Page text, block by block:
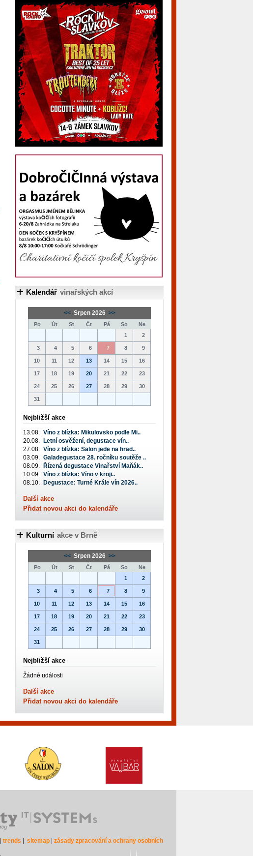
Kalendář vinařských akcí
<< Srpen 2026 >>
Po Út St Čt Pá So
Ne
1
2
3 4 5 6 7 8 9
10 11 12 13 14 15 16
17 18 19 20 21 22 23
24 25 26 27 28 29 30
31
Nejbližší akce
13.08. Víno z blízka: Mikulovsko podle Mi..
20.08.
Letní osvěžení, degustace vín..
27.08. Víno z blízka: Salon jede na hrad..
03.09. Galadegustace 28. ročníku soutěže ..
08.09.
Řízená degustace Vinařství Maňák..
10.09. Víno z blízka: Víno v kroji..
08.10.
Degustace: Turné Krále vín 2026..
Další akce
Přidat novou akci do kalendáře
Kulturní akce v Brně
<< Srpen 2026 >>
Po Út St Čt Pá So
Ne
1
2
3 4 5 6 7 8 9
10 11 12 13 14 15 16
17 18 19 20 21 22 23
24 25 26 27 28 29 30
31
Nejbližší akce
Žádné události
Další akce
Přidat novou akci do kalendáře
trends sitemap| zásady zpracování a ochrany osobních